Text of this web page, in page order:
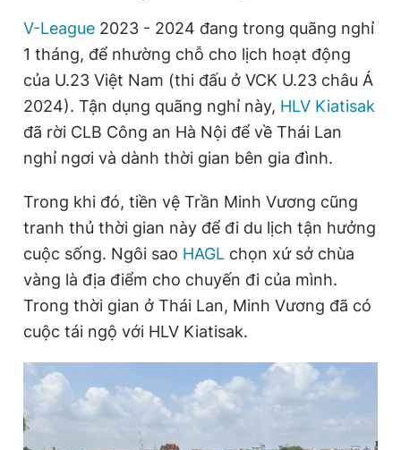
Sản phẩm khác
Tiện ích Bạn cần biết
Thông tin tòa soạn Liên hệ quảng cáo
Đọc Thanh Niên trên điện thoại
Theo dõi báo trên
Liên hệ quảng cáo
V-League 2023 - 2024 đang trong quãng nghỉ
1 tháng, để nhường chỗ cho lịch hoạt động
của U.23 Việt Nam (thi đấu ở VCK U.23 châu Á
2024). Tận dụng quãng nghỉ này, HLV Kiatisak
đã rời CLB Công an Hà Nội để về Thái Lan
nghỉ ngơi và dành thời gian bên gia đình.
Trong khi đó, tiền vệ Trần Minh Vương cũng
tranh thủ thời gian này để đi du lịch tận hưởng
cuộc sống. Ngôi sao HAGL chọn xứ sở chùa
vàng là địa điểm cho chuyến đi của mình.
Trong thời gian ở Thái Lan, Minh Vương đã có
cuộc tái ngộ với HLV Kiatisak.